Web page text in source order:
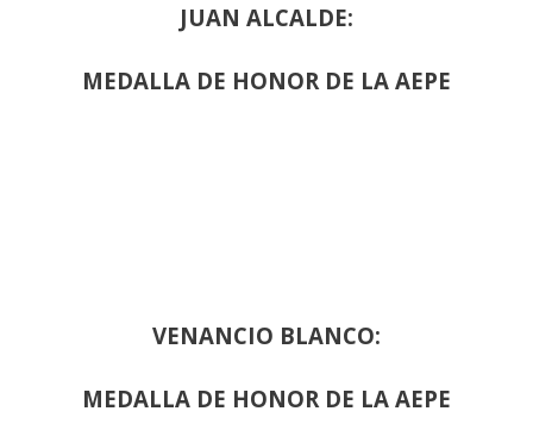
JUAN ALCALDE:
MEDALLA DE HONOR DE LA AEPE
VENANCIO BLANCO:
MEDALLA DE HONOR DE LA AEPE